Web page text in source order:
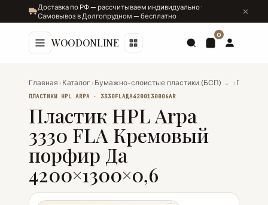
Доставка по РФ — рассчитываем индивидуально ·
Самовывоз в Долгопрудном — бесплатно
WOODONLINE
0
Главная › Каталог › Бумажно-слоистые пластики (БСП) ⌄ ›
ПЛАСТИКИ HPL ARPA · 3330FLAДА4200130006AR
Пластик HPL Arpa
3330 FLA Кремовый
порфир Да
4200×1300×0,6